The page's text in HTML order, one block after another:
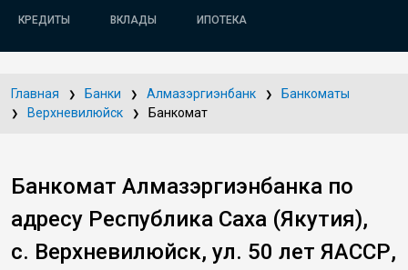
КРЕДИТЫ ВКЛАДЫ ИПОТЕКА
Главная Банки Алмазэргиэнбанк
Банкоматы
Верхневилюйск
Банкомат
Банкомат Алмазэргиэнбанка по
адресу Республика Саха (Якутия),
с. Верхневилюйск, ул. 50 лет ЯАССР,